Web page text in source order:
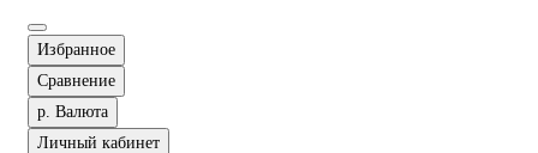
Избранное
Сравнение
р. Валюта
Личный кабинет